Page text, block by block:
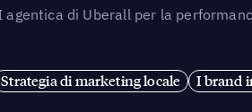
agentica di Uberall per la
Strategia di marketing locale I brand